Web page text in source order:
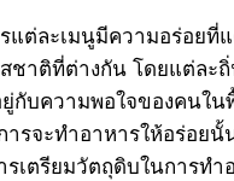
แต่ละเมนูมีความอร่อย
ชาติที่ต่างกัน โดยแต่ละ
กับความพอใจของคนใ
รจะทำอาหารให้อร่อย
ตรียมวัตถุดิบในการท